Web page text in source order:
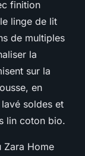
finition
linge de lit
de multiples
la
sur la
en
soldes et
lin coton bio.
Zara Home